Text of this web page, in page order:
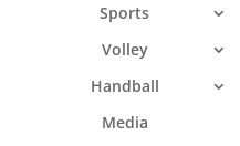
Sports
Volley
Handball
Media